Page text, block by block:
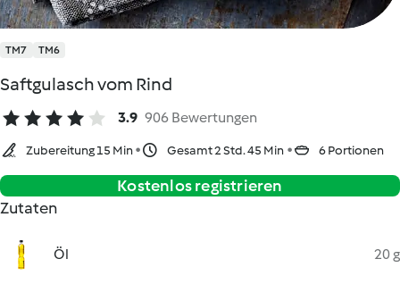
TM7 TM6
Saftgulasch vom Rind
3.9 906 Bewertungen
Zubereitung 15 Min Gesamt 2 Std. 45 Min 6 Portionen
Kostenlos registrieren
Zutaten
Öl 20 g